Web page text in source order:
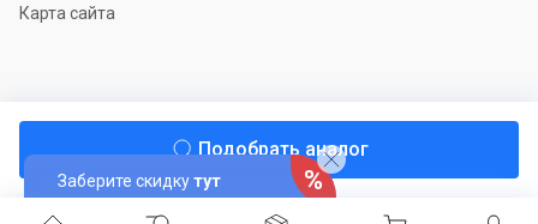
Подобрать аналог
Заберите скидкутут
Карта сайта